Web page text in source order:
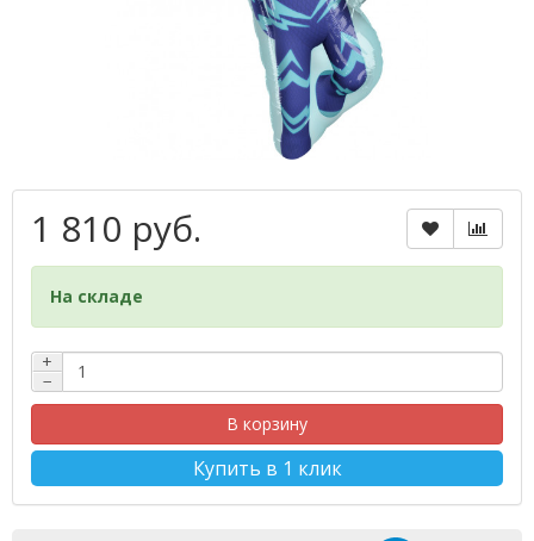
1 810 руб.
На складе
+
−
В корзину
Купить в 1 клик